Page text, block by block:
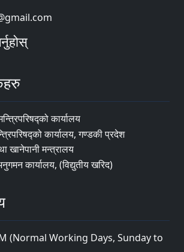
कार्यालय
कार्यालय, गण्डकी प्रदेश
खानेपानी मन्त्रालय
कार्यालय, (विद्युतीय खरिद)
(Normal Working Days, Sunday to